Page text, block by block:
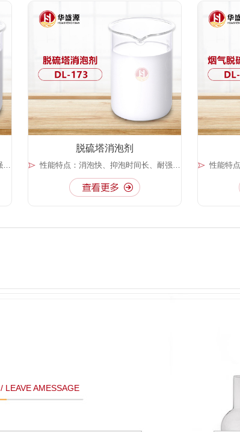
性能特点：消泡快、抑泡时间长、耐强酸强碱
脱硫塔消泡剂
性能特点：消泡快、抑泡时间长、耐强酸强碱
/ LEAVE AMESSAGE